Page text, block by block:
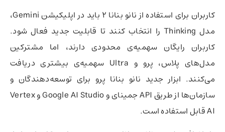
کاربران برای استفاده از نانو بنانا 2 باید در اپلیکیشن Gemini،
مدل Thinking را انتخاب کنند تا قابلیت جدید فعال شود.
کاربران رایگان سهمیه‌ی محدودی دارند، اما مشترکین
مدل‌های پلاس، پرو و Ultra سهمیه‌ی بیشتری دریافت
می‌کنند. ابزار جدید نانو بنانا پرو برای توسعه‌دهندگان و
سازمان‌ها از طریق API جمینای و ‎Google AI Studio و ‎Vertex
AI قابل استفاده است.